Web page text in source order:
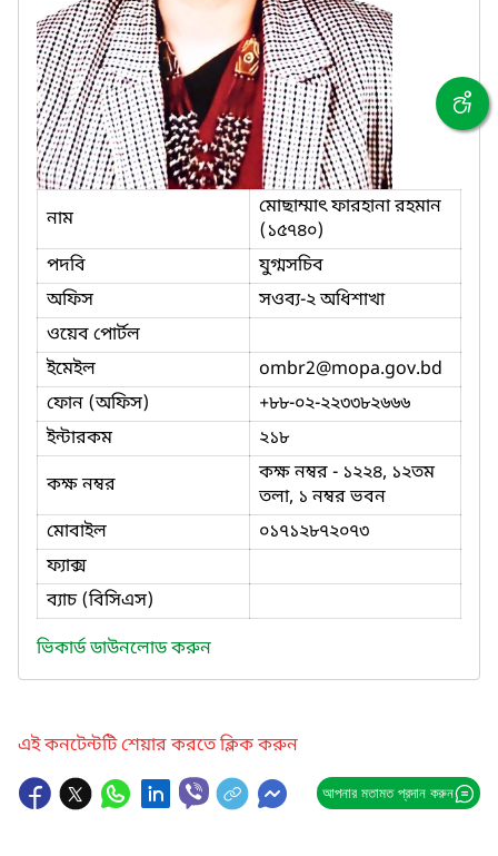
নাম
মোছাম্মাৎ ফারহানা রহমান
(১৫৭৪০)
পদবি
যুগ্মসচিব
অফিস
সওব্য-২ অধিশাখা
ওয়েব পোর্টল
ইমেইল
ombr2@mopa.gov.bd
ফোন (অফিস)
+৮৮-০২-২২৩৩৮২৬৬৬
ইন্টারকম
২১৮
কক্ষ নম্বর
কক্ষ নম্বর - ১২২৪, ১২তম
তলা, ১ নম্বর ভবন
মোবাইল
০১৭১২৮৭২০৭৩
ফ্যাক্স
ব্যাচ (বিসিএস)
ভিকার্ড ডাউনলোড করুন
এই কনটেন্টটি শেয়ার করতে ক্লিক করুন
আপনার মতামত প্রদান করুন